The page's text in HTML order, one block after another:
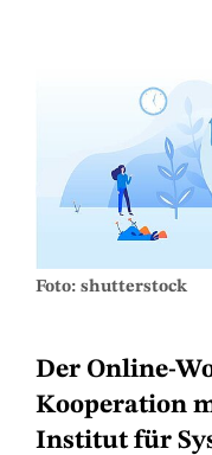
Foto: shutterstock
Der Online-
Kooperation
Institut für